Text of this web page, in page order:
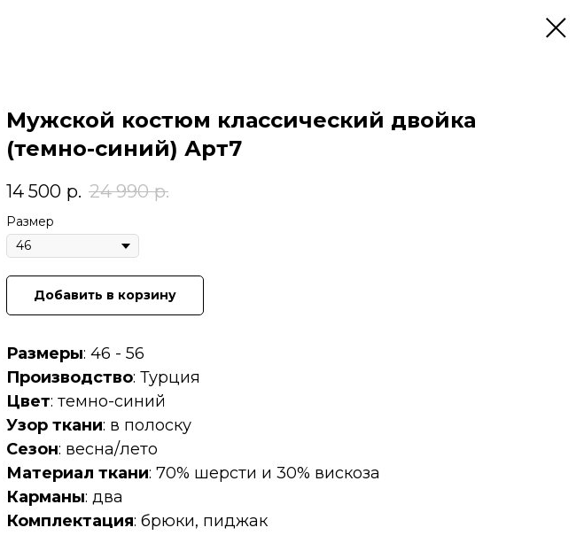
Мужской костюм классический двойка
(темно-синий) Арт7
14 500 р. 24 990 р.
Размер
Добавить в корзину
Размеры: 46 - 56
Производство: Турция
Цвет: темно-синий
Узор ткани: в полоску
Сезон: весна/лето
Материал ткани: 70% шерсти и 30% вискоза
Карманы: два
Комплектация: брюки, пиджак